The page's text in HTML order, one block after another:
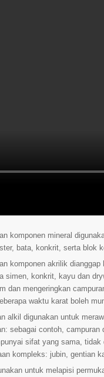
komponen mineral
bata, konkrit, serta blok
komponen akrilik
simen, konkrit, kayu dan
dan mengeringkan
waktu karat boleh
alkil digunakan untuk
sebagai contoh,
sifat yang sama,
kompleks: jubin, gentian
untuk melapisi